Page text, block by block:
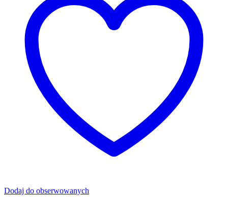
Dodaj do obserwowanych